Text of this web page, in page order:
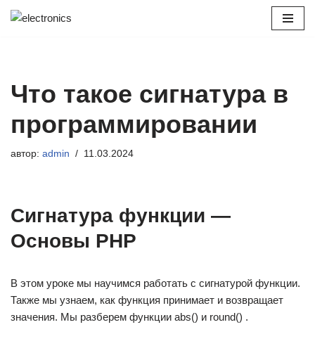
Что такое сигнатура в
программировании
автор: admin 11.03.2024
Сигнатура функции —
Основы PHP
В этом уроке мы научимся работать с сигнатурой функции.
Также мы узнаем, как функция принимает и возвращает
значения. Мы разберем функции abs() и round() .